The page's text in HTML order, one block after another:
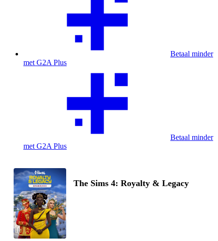
Betaal minder
met G2A Plus
Betaal minder
met G2A Plus
The Sims 4: Royalty & Legacy